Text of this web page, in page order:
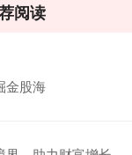
阅读
金股海